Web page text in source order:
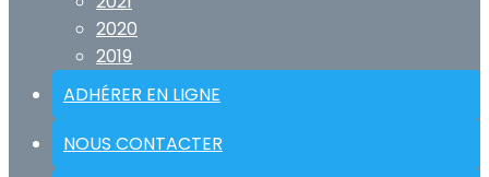
2020
2019
ADHÉRER EN LIGNE
NOUS CONTACTER